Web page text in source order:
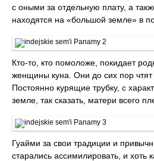
с оными за отдельную плату, а
находятся на «большой земле» в
Кто-то, кто помоложе, покидает
женщины куна. Они до сих пор
Постоянно курящие трубку, с
земле, так сказать, матери всего
Гуайми за свои традиции и
старались ассимилировать, и